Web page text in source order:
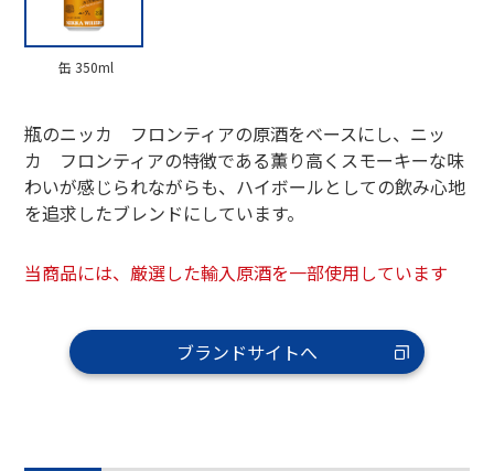
瓶のニッカ フロンティアの原酒をベースにし、ニッ
カ フロンティアの特徴である薫り高くスモーキーな味
わいが感じられながらも、ハイボールとしての飲み心地
を追求したブレンドにしています。
当商品には、厳選した輸入原酒を一部使用しています
ブランドサイトへ
缶 350ml